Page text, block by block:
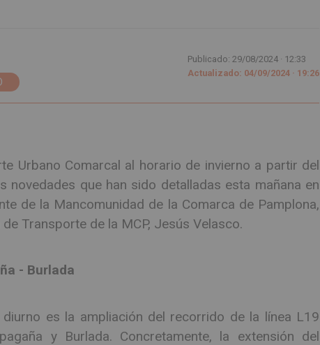
Publicado: 29/08/2024 · 12:33
Actualizado: 04/09/2024 · 19:26
Urbano Comarcal al horario de invierno a partir del
novedades que han sido detalladas esta mañana en
de la Mancomunidad de la Comarca de Pamplona,
Transporte de la MCP, Jesús Velasco.
- Burlada
es la ampliación del recorrido de la línea L19
y Burlada. Concretamente, la extensión del